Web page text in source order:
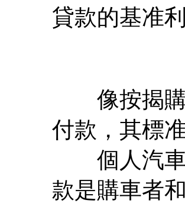
貸款的基准
像按揭購
付款，其標
個人汽車
款是購車者